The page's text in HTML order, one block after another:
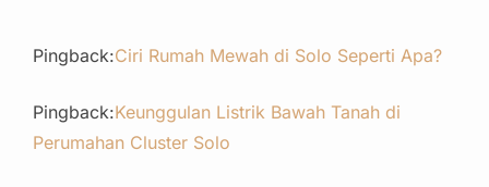
Pingback:Ciri Rumah Mewah di Solo Seperti Apa?
Pingback:Keunggulan Listrik Bawah Tanah di
Perumahan Cluster Solo